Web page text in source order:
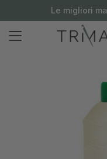
Le migliori